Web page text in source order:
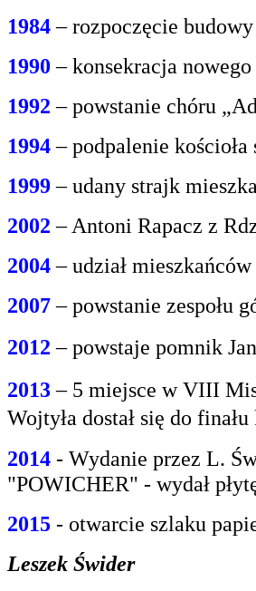
1984– rozpoczęcie budowy
1990 – konsekracja
1992 – powstanie chóru
1994– podpalenie
1999– udany strajk
2002 – Antoni Rapacz z
2004– udział
2007– powstanie zespołu
2012 – powstaje pomnik
2013– 5 miejsce w VIII
Wojtyła dostał się do
2014 - Wydanie przez L.
"POWICHER" - wydał
2015 - otwarcie szlaku
Leszek Świder